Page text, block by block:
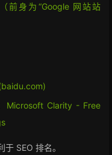
前身为“Google 网站站
Microsoft Clarity - Free
SEO 排名。